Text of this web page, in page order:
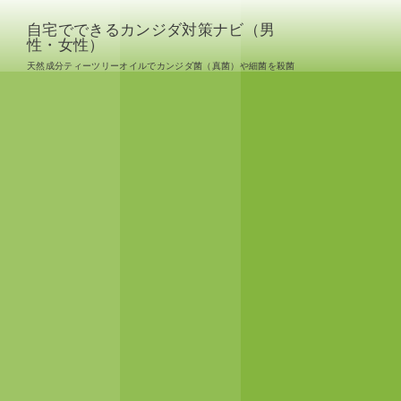
自宅でできるカンジダ対策ナビ（男
性・女性）
天然成分ティーツリーオイルでカンジダ菌（真菌）や細菌を殺菌